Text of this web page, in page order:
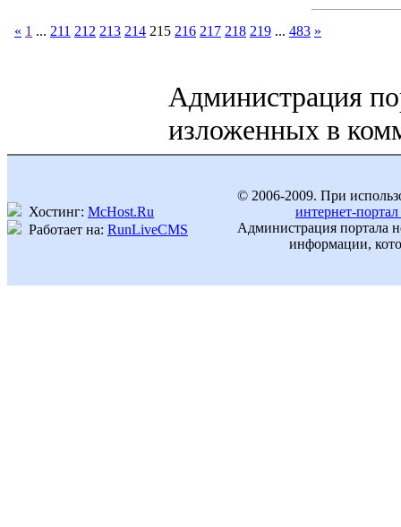
« 1 ... 211 212 213 214 215 216 217 218 219 ... 483 »
Администрация
изложенных в
Хостинг: McHost.Ru
Работает на: RunLiveCMS
© 2006-2009. При
интернет-
Администрация портала
информации,